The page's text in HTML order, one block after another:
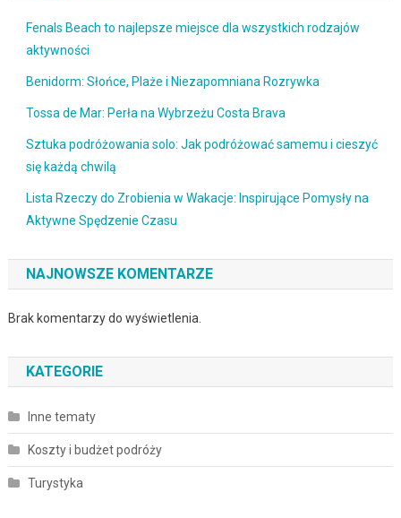
Fenals Beach to najlepsze miejsce dla wszystkich rodzajów
aktywności
Benidorm: Słońce, Plaże i Niezapomniana Rozrywka
Tossa de Mar: Perła na Wybrzeżu Costa Brava
Sztuka podróżowania solo: Jak podróżować samemu i cieszyć
się każdą chwilą
Lista Rzeczy do Zrobienia w Wakacje: Inspirujące Pomysły na
Aktywne Spędzenie Czasu
NAJNOWSZE KOMENTARZE
Brak komentarzy do wyświetlenia.
KATEGORIE
Inne tematy
Koszty i budżet podróży
Turystyka